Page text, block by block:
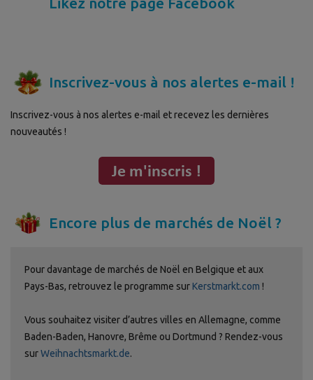
Inscrivez-vous à nos alertes e-mail !
Inscrivez-vous à nos alertes e-mail et recevez les dernières
nouveautés !
Encore plus de marchés de Noël ?
Pour davantage de marchés de Noël en Belgique et aux
Pays-Bas, retrouvez le programme surKerstmarkt.com !
Vous souhaitez visiter d’autres villes en Allemagne, comme
Baden-Baden, Hanovre, Brême ou Dortmund ? Rendez-vous
surWeihnachtsmarkt.de.